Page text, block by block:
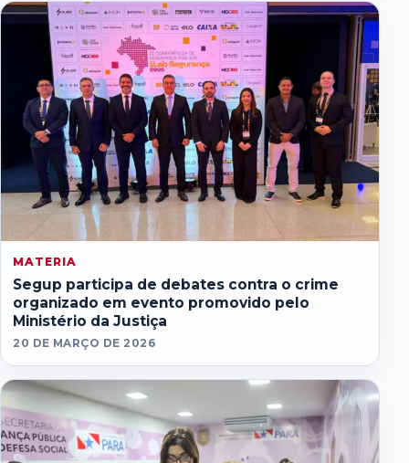
MATERIA
Segup participa de debates contra o crime
organizado em evento promovido pelo
Ministério da Justiça
20 DE MARÇO DE 2026